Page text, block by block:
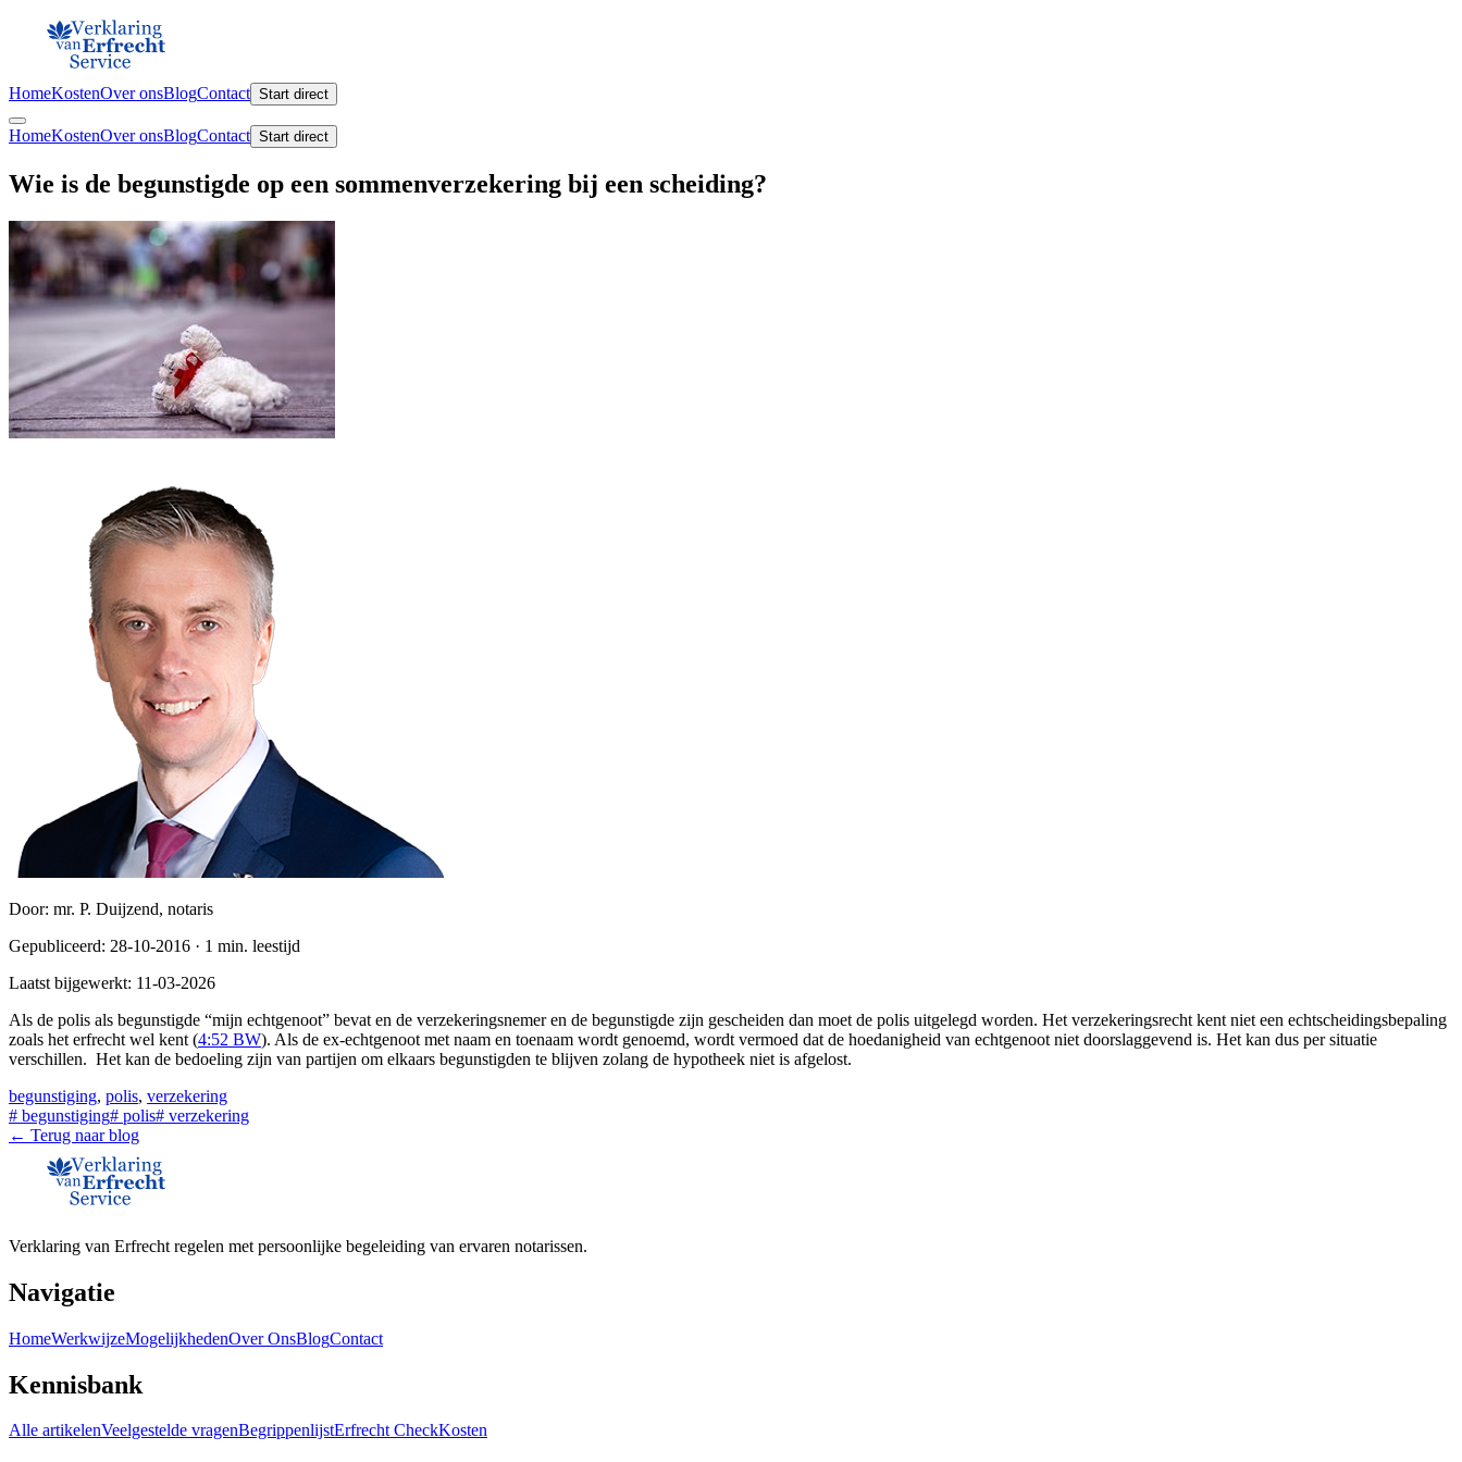
HomeKostenOver onsBlogContact Start direct
HomeKostenOver onsBlogContact Start direct
Wie is de begunstigde op een sommenverzekering bij een scheiding?
Door: mr. P. Duijzend, notaris
Gepubliceerd: 28-10-2016 · 1 min. leestijd
Laatst bijgewerkt: 11-03-2026
Als de polis als begunstigde “mijn echtgenoot” bevat en de verzekeringsnemer en de begunstigde zijn gescheiden dan moet de polis uitgelegd worden. Het verzekeringsrecht kent niet een echtscheidingsbepaling
zoals het erfrecht wel kent (4:52 BW). Als de ex-echtgenoot met naam en toenaam wordt genoemd, wordt vermoed dat de hoedanigheid van echtgenoot niet doorslaggevend is. Het kan dus per situatie
verschillen. Het kan de bedoeling zijn van partijen om elkaars begunstigden te blijven zolang de hypotheek niet is afgelost.
begunstiging, polis, verzekering
# begunstiging# polis# verzekering
← Terug naar blog
Verklaring van Erfrecht regelen met persoonlijke begeleiding van ervaren notarissen.
Navigatie
HomeWerkwijzeMogelijkhedenOver OnsBlogContact
Kennisbank
Alle artikelenVeelgestelde vragenBegrippenlijstErfrecht CheckKosten